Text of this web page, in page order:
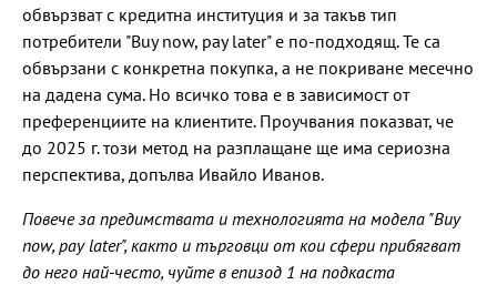
обвързват с кредитна институция и за такъв тип
потребители "Buy now, pay later" е по-подходящ. Те са
обвързани с конкретна покупка, а не покриване месечно
на дадена сума. Но всичко това е в зависимост от
преференциите на клиентите. Проучвания показват, че
до 2025 г. този метод на разплащане ще има сериозна
перспектива, допълва Ивайло Иванов.
Повече за предимствата и технологията на модела "Buy
now, pay later", както и търговци от кои сфери прибягват
до него най-често, чуйте в епизод 1 на подкаста